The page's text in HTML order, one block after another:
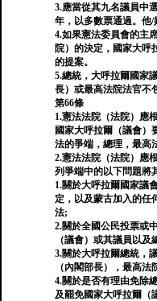
3.應當從其九名議員中
年，以多數票通過。他/
4.如果憲法委員會的主
院）的決定，國家大呼
的提案。
5.總統，大呼拉爾國家
長）或最高法院法官不
第66條
1.憲法法院（法院）應
國家大呼拉爾（議會）
法的爭端，總理，最高
2.憲法法院（法院）應
列爭端中的以下問題將
1.關於大呼拉爾國家議
定，以及蒙古加入的任
法;
2.關於全國公民投票或
（議會）或其議員以
3.關於大呼拉爾總統，
（內閣部長），最高
4.關於是否有理由免除
及罷免國家大呼拉爾（